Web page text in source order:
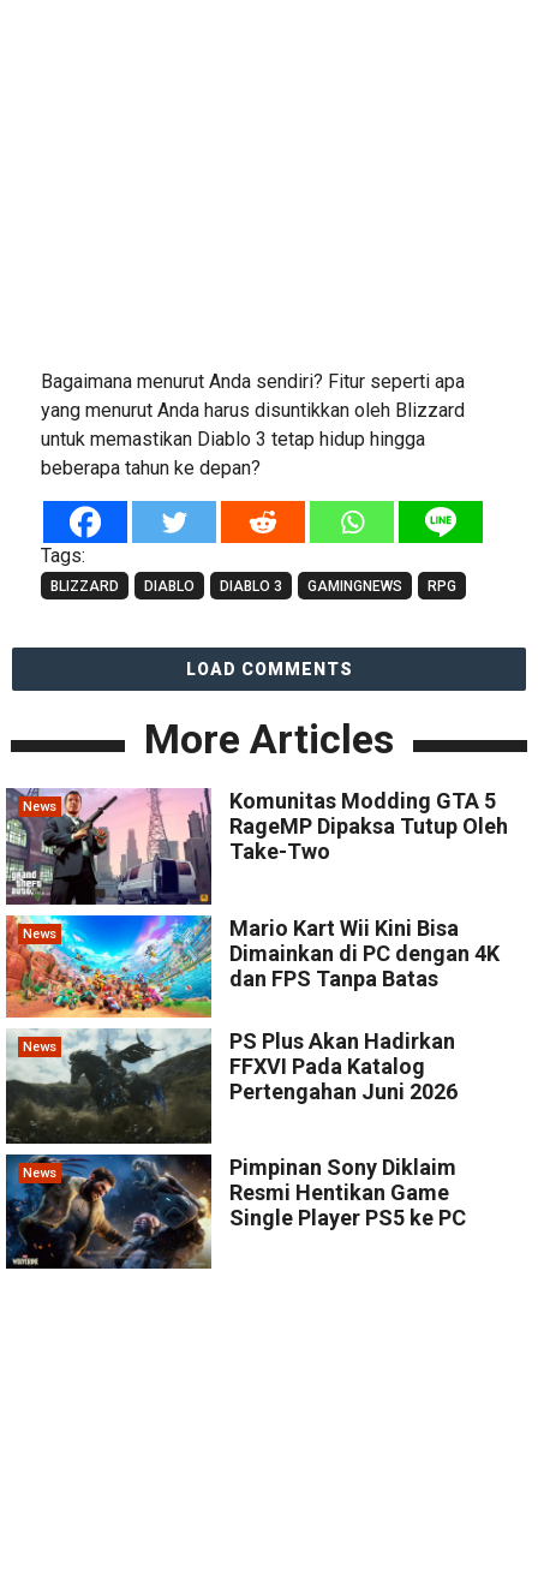
Bagaimana menurut Anda sendiri? Fitur seperti apa
yang menurut Anda harus disuntikkan oleh Blizzard
untuk memastikan Diablo 3 tetap hidup hingga
beberapa tahun ke depan?
Tags:
BLIZZARD DIABLO DIABLO 3 GAMINGNEWS RPG
LOAD COMMENTS
More Articles
News
Komunitas Modding GTA 5
RageMP Dipaksa Tutup Oleh
Take-Two
News
Mario Kart Wii Kini Bisa
Dimainkan di PC dengan 4K
dan FPS Tanpa Batas
News
PS Plus Akan Hadirkan
FFXVI Pada Katalog
Pertengahan Juni 2026
News
Pimpinan Sony Diklaim
Resmi Hentikan Game
Single Player PS5 ke PC